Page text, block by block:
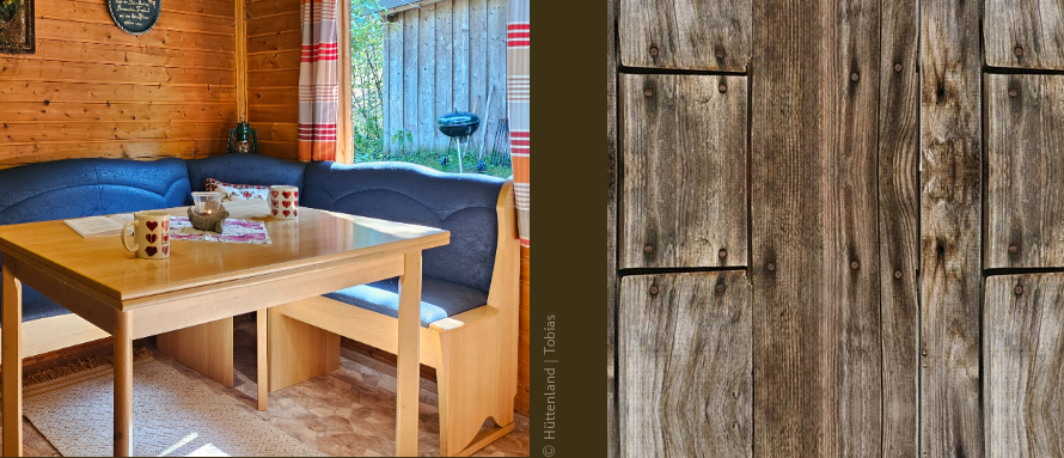
© Hüttenland | Tobias